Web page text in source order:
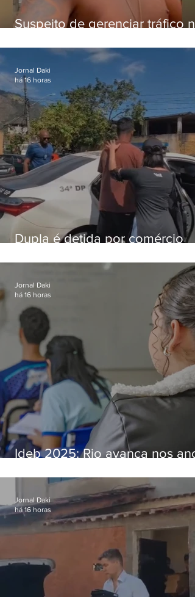
Suspeito de gerenciar tráfico na
foragido
Dupla é detida por comércio
Bangu
Jornal Daki
há 16 horas
Ideb 2025: Rio avança nos
nacional
Jornal Daki
há 16 horas
Jornal Daki
há 16 horas